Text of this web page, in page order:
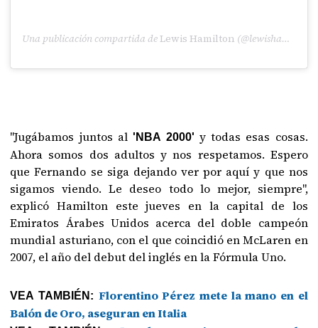
Una publicación compartida deLewis Hamilton (@lewishamilton) el
"Jugábamos juntos al 'NBA 2000' y todas esas cosas.
Ahora somos dos adultos y nos respetamos. Espero
que Fernando se siga dejando ver por aquí y que nos
sigamos viendo. Le deseo todo lo mejor, siempre",
explicó Hamilton este jueves en la capital de los
Emiratos Árabes Unidos acerca del doble campeón
mundial asturiano, con el que coincidió en McLaren en
2007, el año del debut del inglés en la Fórmula Uno.
VEA TAMBIÉN: Florentino Pérez mete la mano en el
Balón de Oro, aseguran en Italia